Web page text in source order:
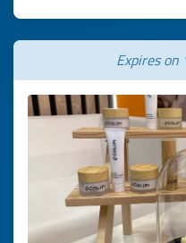
Expires on